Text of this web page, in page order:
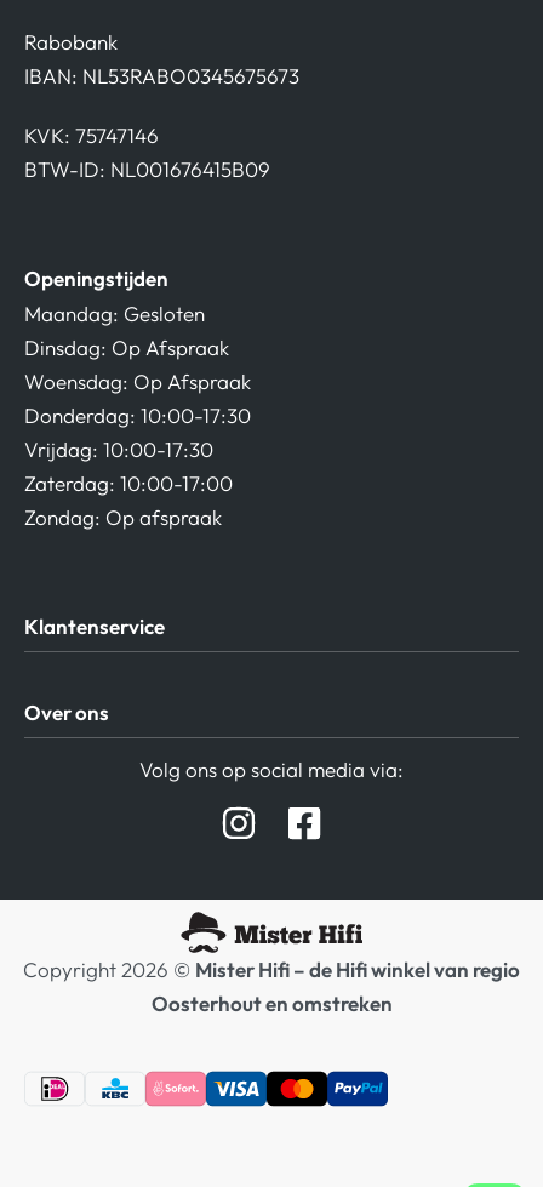
Rabobank
IBAN: NL53RABO0345675673
KVK: 75747146
BTW-ID: NL001676415B09
Openingstijden
Maandag: Gesloten
Dinsdag: Op Afspraak
Woensdag: Op Afspraak
Donderdag: 10:00-17:30
Vrijdag: 10:00-17:30
Zaterdag: 10:00-17:00
Zondag: Op afspraak
Klantenservice
Privacy beleid
Verzending / Retour
Afspraak Demoruimte
Over ons
Hifi winkel Raamsdonksveer
Volg ons op social media via:
Copyright 2026 © Mister Hifi – de Hifi winkel van regio
Oosterhout en omstreken